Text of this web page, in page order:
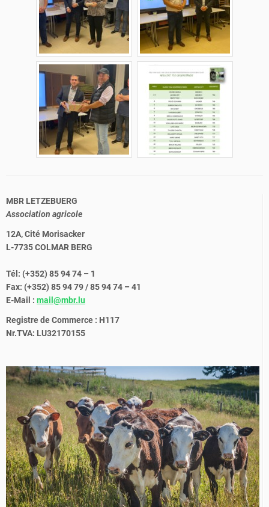
MBR LETZEBUERG
Association agricole
12A, Cité Morisacker
L-7735 COLMAR BERG
Tél: (+352) 85 94 74 – 1
Fax: (+352) 85 94 79 / 85 94 74 – 41
E-Mail : mail@mbr.lu
Registre de Commerce : H117
Nr.TVA: LU32170155